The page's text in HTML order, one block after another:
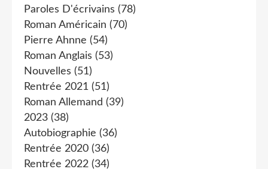
Paroles D'écrivains (78)
Roman Américain (70)
Pierre Ahnne (54)
Roman Anglais (53)
Nouvelles (51)
Rentrée 2021 (51)
Roman Allemand (39)
2023 (38)
Autobiographie (36)
Rentrée 2020 (36)
Rentrée 2022 (34)